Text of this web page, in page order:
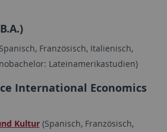
Französisch, Italienisch,
Lateinamerikastudien)
International Economics
Kultur(Spanisch, Französisch,